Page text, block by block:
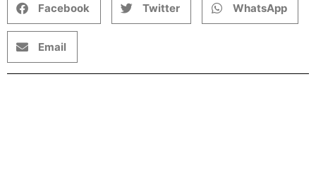
Facebook Twitter WhatsApp
Email